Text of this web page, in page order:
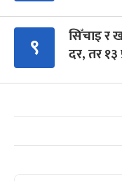
९
सिँचाइ र
दर, तर १३